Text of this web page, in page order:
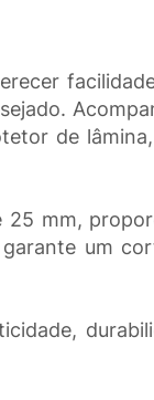
de
mm,
um